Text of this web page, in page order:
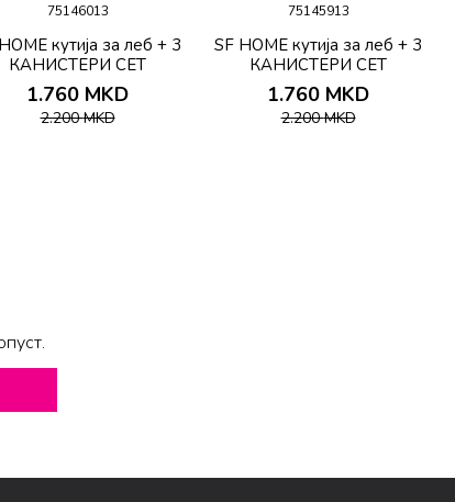
75146013
кутија за леб + 3
КАНИСТЕРИ СЕТ
1.760 MKD
2.200MKD
75145913
SF HOME кутија за леб + 3
КАНИСТЕРИ СЕТ
1.760 MKD
2.200MKD